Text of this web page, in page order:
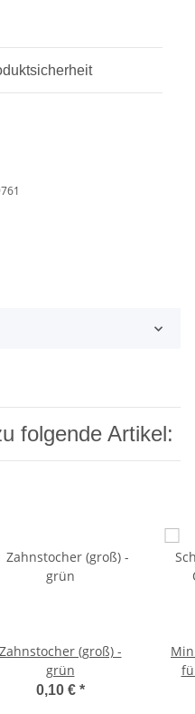
folgende Artikel:
Zahnstocher (groß) -
grün
0,10 € *